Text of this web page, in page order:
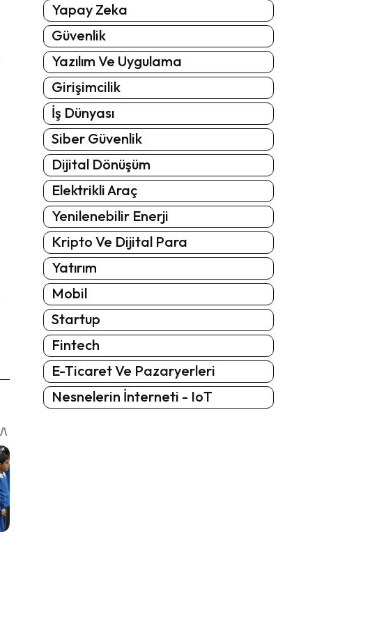
Yapay Zeka
Güvenlik
Yazılım Ve Uygulama
Girişimcilik
İş Dünyası
Siber Güvenlik
Dijital Dönüşüm
Elektrikli Araç
Yenilenebilir Enerji
Kripto Ve Dijital Para
Yatırım
Mobil
Startup
Fintech
E-Ticaret Ve Pazaryerleri
Nesnelerin İnterneti - IoT